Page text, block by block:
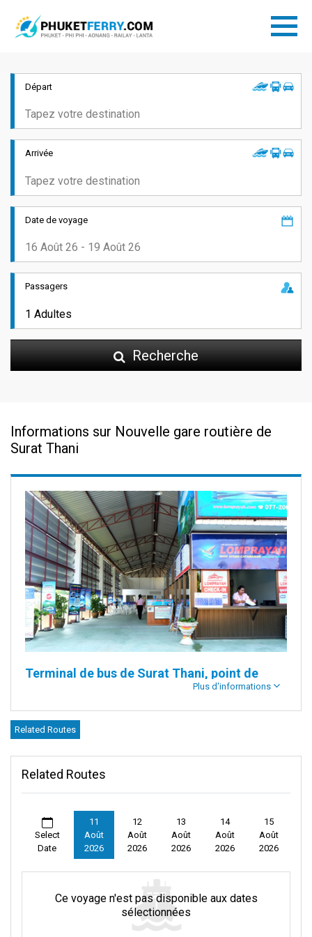
Départ
Arrivée
Date de voyage
Passagers
Recherche
Informations sur Nouvelle gare routière de
Surat Thani
Terminal de bus de Surat Thani, point de
Introduction :
province de Surat Thani
voyageurs.
Ce lieu animé se trouve dans le district de Mueang Surat Thani. Il
permet aux voyageurs de partir vers le golfe de Thaïlande. Il est
également proche de nombreux sites intéressants autour de la
Plus d'informations
Related Routes
Related Routes
Select
Date
11
Août
2026
12
Août
2026
13
Août
2026
14
Août
2026
15
Août
2026
Ce voyage n'est pas disponible aux dates
sélectionnées